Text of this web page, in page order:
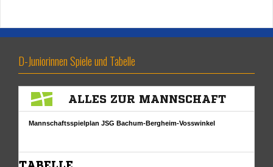
D-Juniorinnen Spiele und Tabelle